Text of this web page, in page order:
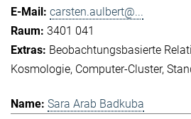
carsten.aulbert@...
3401 041
Beobachtungsbasierte
Kosmologie Computer-Cluster
Sara Arab Badkuba